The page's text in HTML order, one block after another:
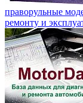
праворульные
ремонту и